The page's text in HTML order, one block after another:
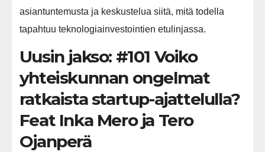
asiantuntemusta ja keskustelua siitä, mitä todella
tapahtuu teknologiainvestointien etulinjassa.
Uusin jakso: #101 Voiko
yhteiskunnan ongelmat
ratkaista startup-ajattelulla?
Feat Inka Mero ja Tero
Ojanperä